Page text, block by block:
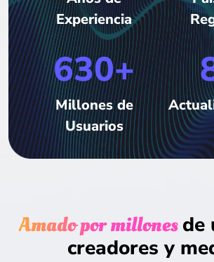
Experiencia
630+
Millones de
Usuarios
Amado por millonesde
creadores y